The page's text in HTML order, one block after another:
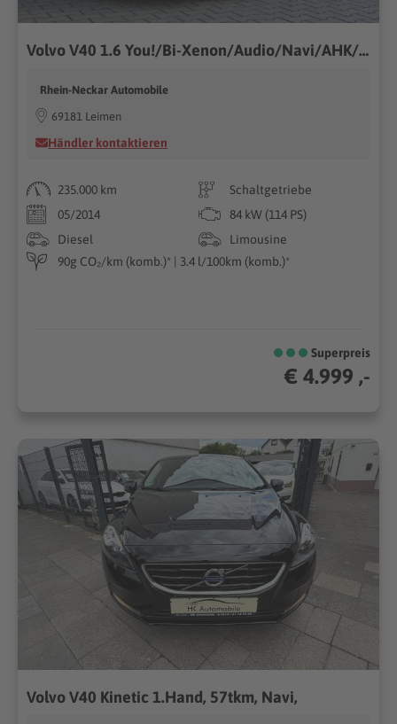
Volvo V40 1.6 You!/Bi-Xenon/Audio/Navi/AHK/Ambiente
Rhein-Neckar Automobile
69181 Leimen
Händler kontaktieren
235.000 km
Schaltgetriebe
05/2014
84 kW (114 PS)
Diesel
Limousine
90g CO₂/km (komb.)* | 3.4 l/100km (komb.)*
Superpreis
€ 4.999 ,-
Volvo V40 Kinetic 1.Hand, 57tkm, Navi,